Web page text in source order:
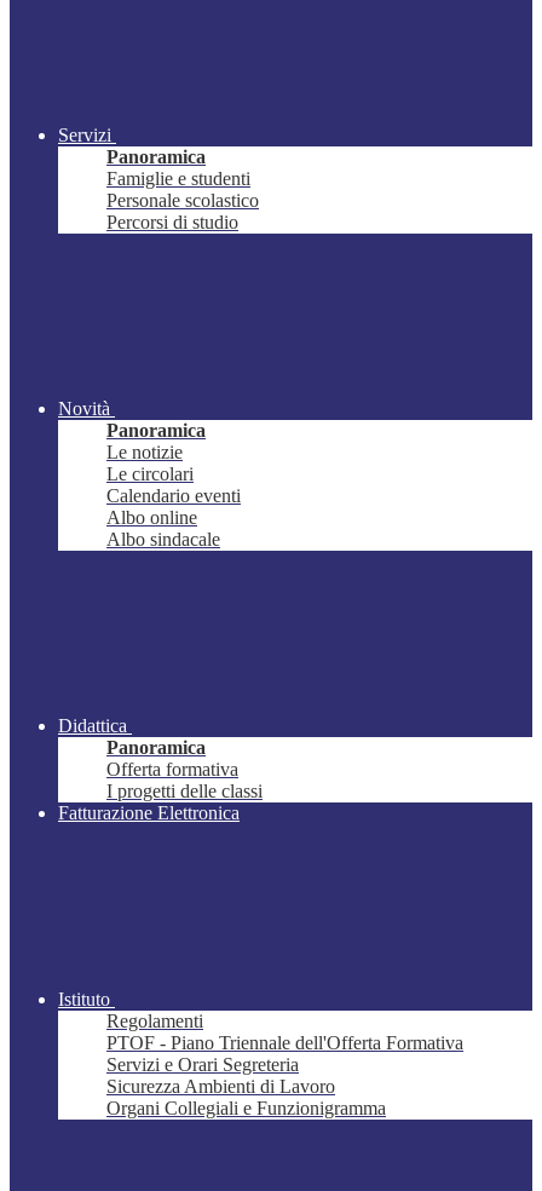
Servizi
Panoramica
Famiglie e studenti
Personale scolastico
Percorsi di studio
Novità
Panoramica
Le notizie
Le circolari
Calendario eventi
Albo online
Albo sindacale
Didattica
Panoramica
Offerta formativa
I progetti delle classi
Fatturazione Elettronica
Istituto
Regolamenti
PTOF - Piano Triennale dell'Offerta Formativa
Servizi e Orari Segreteria
Sicurezza Ambienti di Lavoro
Organi Collegiali e Funzionigramma